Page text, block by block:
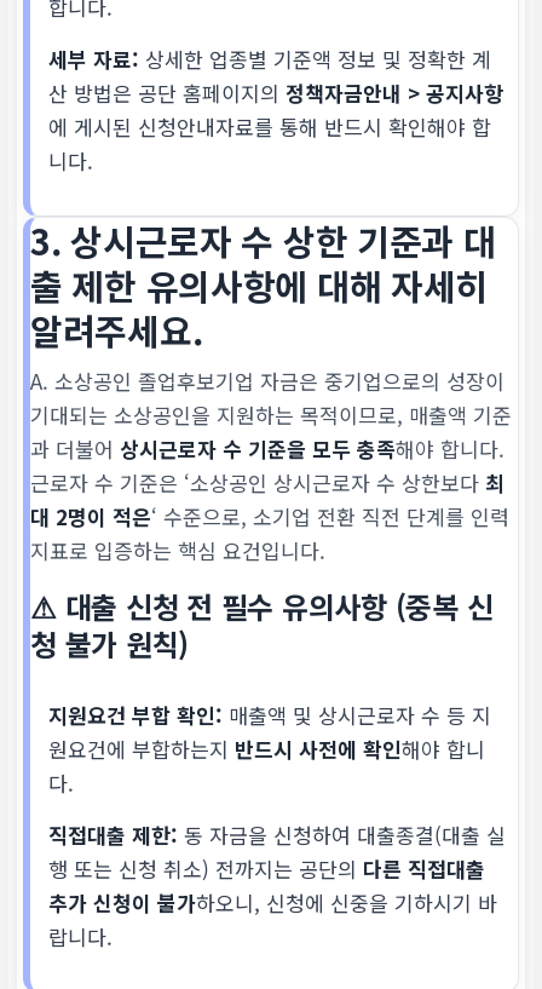
합니다.
세부 자료: 상세한 업종별 기준액 정보 및 정확한 계
산 방법은 공단 홈페이지의 정책자금안내 > 공지사항
에 게시된 신청안내자료를 통해 반드시 확인해야 합
니다.
3. 상시근로자 수 상한 기준과 대
출 제한 유의사항에 대해 자세히
알려주세요.
A. 소상공인 졸업후보기업 자금은 중기업으로의 성장이
기대되는 소상공인을 지원하는 목적이므로, 매출액 기준
과 더불어 상시근로자 수 기준을 모두 충족해야 합니다.
근로자 수 기준은 ‘소상공인 상시근로자 수 상한보다 최
대 2명이 적은‘ 수준으로, 소기업 전환 직전 단계를 인력
지표로 입증하는 핵심 요건입니다.
⚠ 대출 신청 전 필수 유의사항 (중복 신
청 불가 원칙)
지원요건 부합 확인: 매출액 및 상시근로자 수 등 지
원요건에 부합하는지 반드시 사전에 확인해야 합니
다.
직접대출 제한: 동 자금을 신청하여 대출종결(대출 실
행 또는 신청 취소) 전까지는 공단의 다른 직접대출
추가 신청이 불가하오니, 신청에 신중을 기하시기 바
랍니다.